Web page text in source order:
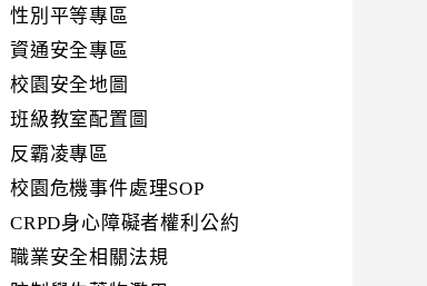
性別平等專區
資通安全專區
校園安全地圖
班級教室配置圖
反霸凌專區
校園危機事件處理SOP
CRPD身心障礙者權利公約
職業安全相關法規